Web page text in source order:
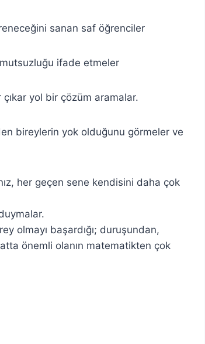
sanan saf öğrenciler
ifade etmeler
yol bir çözüm aramalar.
bireylerin yok olduğunu görmeler ve
her geçen sene kendisini daha çok
olmayı başardığı; duruşundan,
önemli olanın matematikten çok